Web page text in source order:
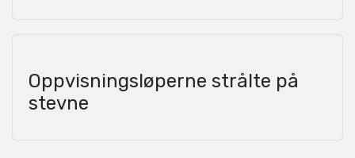
Oppvisningsløperne strålte på
stevne